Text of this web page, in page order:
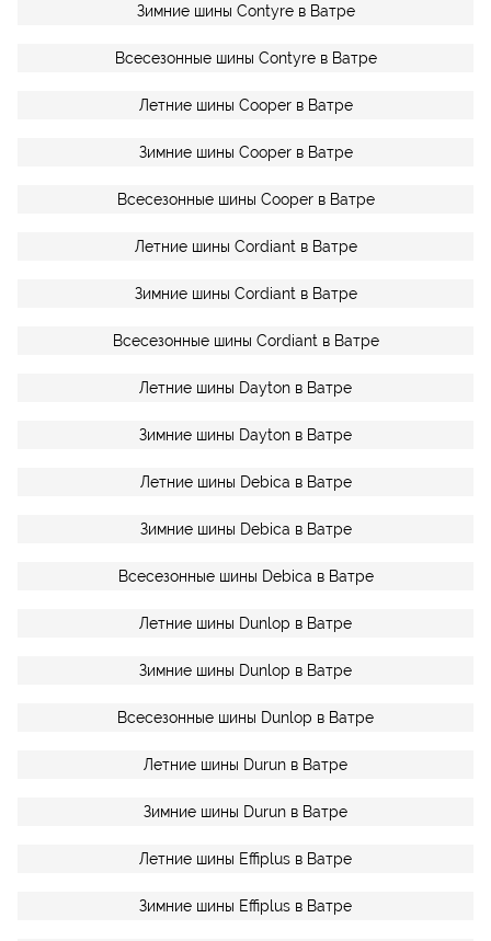
Зимние шины Contyre в Ватре
Всесезонные шины Contyre в Ватре
Летние шины Cooper в Ватре
Зимние шины Cooper в Ватре
Всесезонные шины Cooper в Ватре
Летние шины Cordiant в Ватре
Зимние шины Cordiant в Ватре
Всесезонные шины Cordiant в Ватре
Летние шины Dayton в Ватре
Зимние шины Dayton в Ватре
Летние шины Debica в Ватре
Зимние шины Debica в Ватре
Всесезонные шины Debica в Ватре
Летние шины Dunlop в Ватре
Зимние шины Dunlop в Ватре
Всесезонные шины Dunlop в Ватре
Летние шины Durun в Ватре
Зимние шины Durun в Ватре
Летние шины Effiplus в Ватре
Зимние шины Effiplus в Ватре